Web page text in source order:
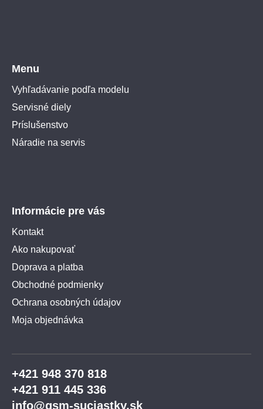
Menu
Vyhľadávanie podľa modelu
Servisné diely
Príslušenstvo
Náradie na servis
Informácie pre vás
Kontakt
Ako nakupovať
Doprava a platba
Obchodné podmienky
Ochrana osobných údajov
Moja objednávka
+421 948 370 818
+421 911 445 336
info@gsm-suciastky.sk